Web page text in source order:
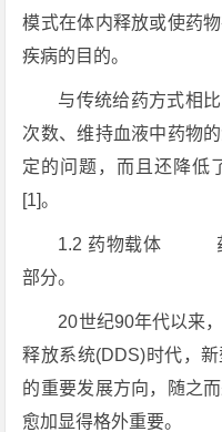
模式在体内释放或使药
疾病的目的。
与传统给药方式相
次数、维持血液中药物
定的问题，而且还降低
[1]。
1.2 药物载体 药
部分。
20世纪90年代以来
释放系统(DDS)时代，
的重要发展方向，随之
愈加显得格外重要。